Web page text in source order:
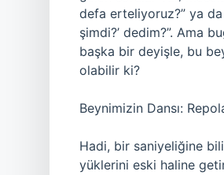
defa erteliyoruz?” ya da
şimdi?’ dedim?”. Ama
başka bir deyişle, bu
olabilir ki?
Beynimizin Dansı:
Hadi, bir saniyeliğine
yüklerini eski haline